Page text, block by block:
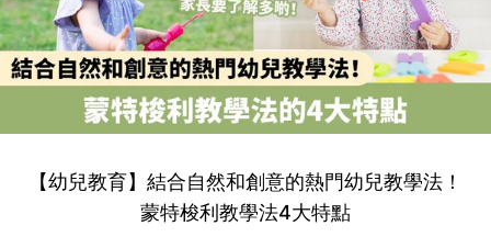
【幼兒教育】結合自然和創意的熱門幼兒教學法！
蒙特梭利教學法4大特點